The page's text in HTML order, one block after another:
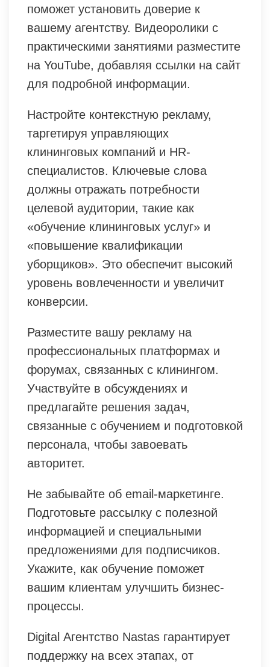
поможет установить доверие к
вашему агентству. Видеоролики с
практическими занятиями разместите
на YouTube, добавляя ссылки на сайт
для подробной информации.
Настройте контекстную рекламу,
таргетируя управляющих
клининговых компаний и HR-
специалистов. Ключевые слова
должны отражать потребности
целевой аудитории, такие как
«обучение клининговых услуг» и
«повышение квалификации
уборщиков». Это обеспечит высокий
уровень вовлеченности и увеличит
конверсии.
Разместите вашу рекламу на
профессиональных платформах и
форумах, связанных с клинингом.
Участвуйте в обсуждениях и
предлагайте решения задач,
связанные с обучением и подготовкой
персонала, чтобы завоевать
авторитет.
Не забывайте об email-маркетинге.
Подготовьте рассылку с полезной
информацией и специальными
предложениями для подписчиков.
Укажите, как обучение поможет
вашим клиентам улучшить бизнес-
процессы.
Digital Агентство Nastas гарантирует
поддержку на всех этапах, от